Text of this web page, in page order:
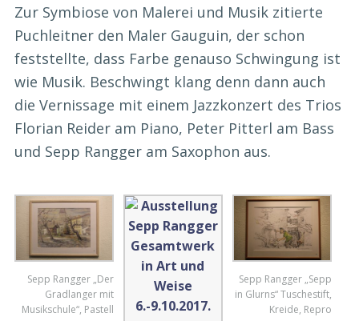
Zur Symbiose von Malerei und Musik zitierte
Puchleitner den Maler Gauguin, der schon
feststellte, dass Farbe genauso Schwingung ist
wie Musik. Beschwingt klang denn dann auch
die Vernissage mit einem Jazzkonzert des Trios
Florian Reider am Piano, Peter Pitterl am Bass
und Sepp Rangger am Saxophon aus.
Sepp Rangger „Der
Gradlanger mit
Musikschule“, Pastell
Sepp Rangger „Sepp
in Glurns“ Tuschestift,
Kreide, Repro